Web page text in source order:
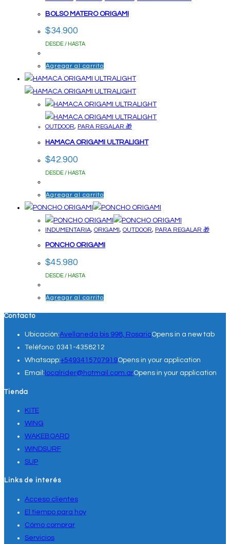
BOLSO MATERO ORIGAMI
$34.900
DESDE / HASTA
Agregar al carrito
OUTDOOR, PARA REGALAR 🎁
HAMACA ORIGAMI ULTRALIGHT
$42.900
DESDE / HASTA
Agregar al carrito
INDUMENTARIA, ORIGAMI, OUTDOOR, PARA REGALAR 🎁
PONCHO ORIGAMI
$45.980
DESDE / HASTA
Agregar al carrito
Contacto
Ubicación:Avellaneda bis 998, RosarioOpens in a new tab
Teléfono: 0341-4358212
Whatsapp:+5493415707919Opens in your application
Email: localrider@hotmail.com.arOpens in your application
Tienda
KITE
WING
WAKEBOARD
WINDSURF
SUP
Links de interés
Acceso clientes
El tiempo para hoy
Cómo comprar
Servicios